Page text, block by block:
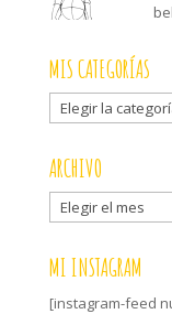
MIS CATEGORÍAS
Mis
categorías
ARCHIVO
Archivo
MI INSTAGRAM
[instagram-feed